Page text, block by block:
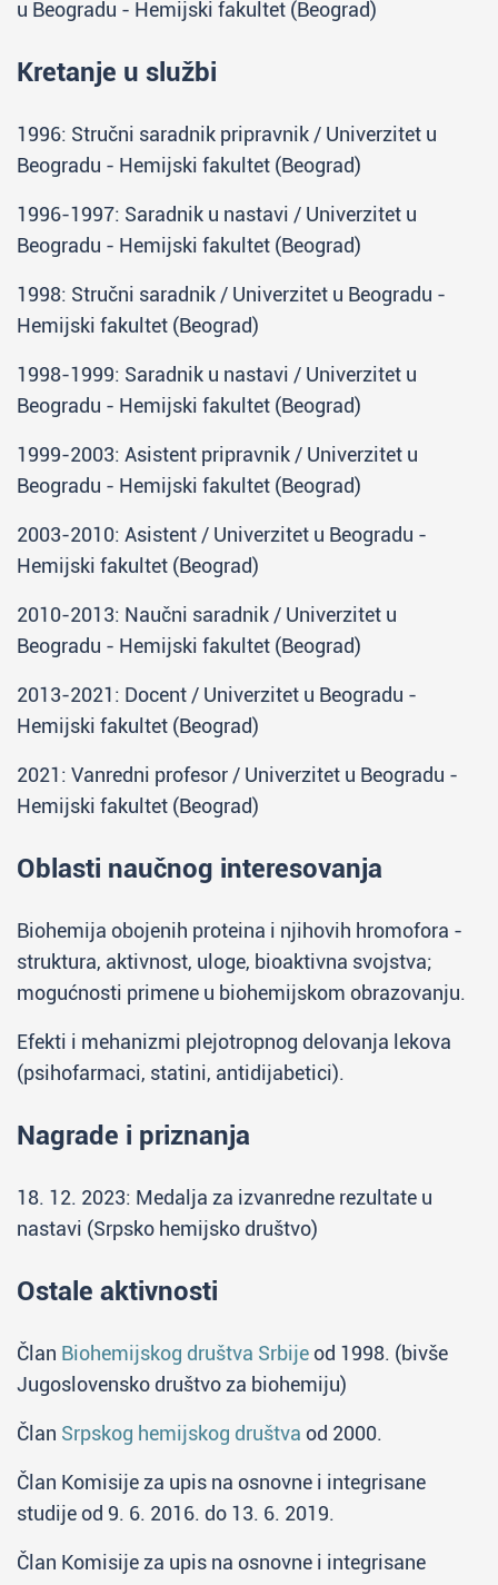
u Beogradu - Hemijski fakultet (Beograd)
Kretanje u službi
1996: Stručni saradnik pripravnik / Univerzitet u
Beogradu - Hemijski fakultet (Beograd)
1996-1997: Saradnik u nastavi / Univerzitet u
Beogradu - Hemijski fakultet (Beograd)
1998: Stručni saradnik / Univerzitet u Beogradu -
Hemijski fakultet (Beograd)
1998-1999: Saradnik u nastavi / Univerzitet u
Beogradu - Hemijski fakultet (Beograd)
1999-2003: Asistent pripravnik / Univerzitet u
Beogradu - Hemijski fakultet (Beograd)
2003-2010: Asistent / Univerzitet u Beogradu -
Hemijski fakultet (Beograd)
2010-2013: Naučni saradnik / Univerzitet u
Beogradu - Hemijski fakultet (Beograd)
2013-2021: Docent / Univerzitet u Beogradu -
Hemijski fakultet (Beograd)
2021: Vanredni profesor / Univerzitet u Beogradu -
Hemijski fakultet (Beograd)
Oblasti naučnog interesovanja
Biohemija obojenih proteina i njihovih hromofora -
struktura, aktivnost, uloge, bioaktivna svojstva;
mogućnosti primene u biohemijskom obrazovanju.
Efekti i mehanizmi plejotropnog delovanja lekova
(psihofarmaci, statini, antidijabetici).
Nagrade i priznanja
18. 12. 2023: Medalja za izvanredne rezultate u
nastavi (Srpsko hemijsko društvo)
Ostale aktivnosti
Član Biohemijskog društva Srbijeod 1998. (bivše
Jugoslovensko društvo za biohemiju)
Član Srpskog hemijskog društva od 2000.
Član Komisije za upis na osnovne i integrisane
studije od 9. 6. 2016. do 13. 6. 2019.
Član Komisije za upis na osnovne i integrisane